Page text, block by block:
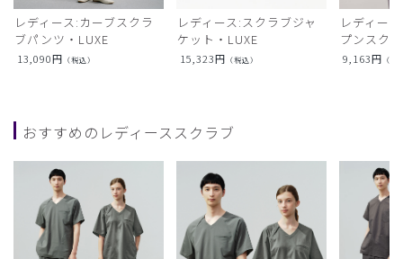
レディース:カーブスクラ
ブパンツ・LUXE
13,090円 （税込）
レディース:スクラブジャ
ケット・LUXE
15,323円 （税込）
レディー
プンスク
9,163円 （税
おすすめのレディーススクラブ